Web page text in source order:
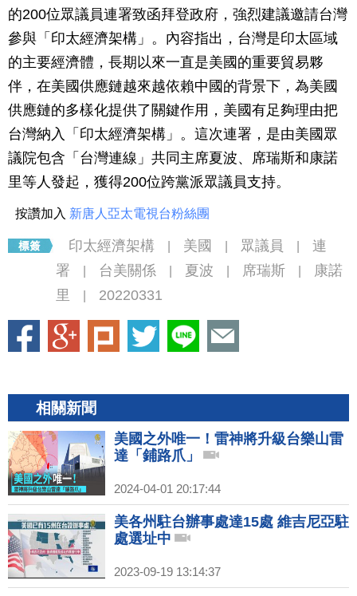
的200位眾議員連署致函拜登政府，強烈建議邀請台灣
參與「印太經濟架構」。內容指出，台灣是印太區域
的主要經濟體，長期以來一直是美國的重要貿易夥
伴，在美國供應鏈越來越依賴中國的背景下，為美國
供應鏈的多樣化提供了關鍵作用，美國有足夠理由把
台灣納入「印太經濟架構」。這次連署，是由美國眾
議院包含「台灣連線」共同主席夏波、席瑞斯和康諾
里等人發起，獲得200位跨黨派眾議員支持。
按讚加入 新唐人亞太電視台粉絲團
印太經濟架構 美國 眾議員
連
署
台美關係 夏波 席瑞斯
康諾
里
20220331
相關新聞
美國之外唯一！雷神將升級台樂山雷
達「鋪路爪」
2024-04-01 20:17:44
美各州駐台辦事處達15處 維吉尼亞駐
處選址中
2023-09-19 13:14:37